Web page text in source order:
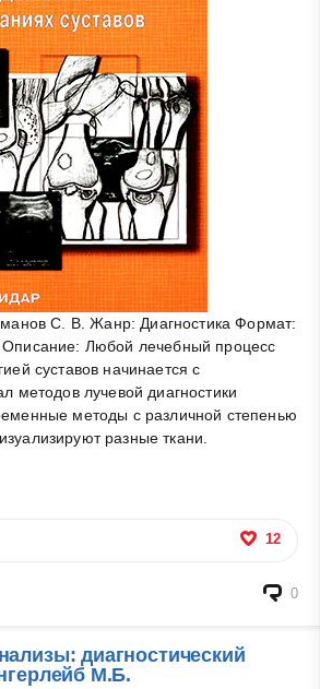
С. В. Жанр: Диагностика Формат:
Описание: Любой лечебный процесс
суставов начинается с
методов лучевой диагностики
методы с различной степенью
разные ткани.
12
0
диагностический
М.Б.